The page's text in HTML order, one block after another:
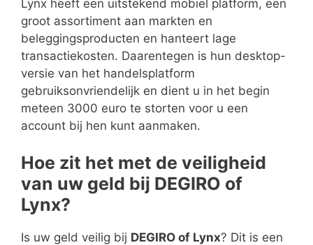
Lynx heeft een uitstekend mobiel platform, een
groot assortiment aan markten en
beleggingsproducten en hanteert lage
transactiekosten. Daarentegen is hun desktop-
versie van het handelsplatform
gebruiksonvriendelijk en dient u in het begin
meteen 3000 euro te storten voor u een
account bij hen kunt aanmaken.
Hoe zit het met de veiligheid
van uw geld bij DEGIRO of
Lynx?
Is uw geld veilig bij DEGIRO of Lynx? Dit is een